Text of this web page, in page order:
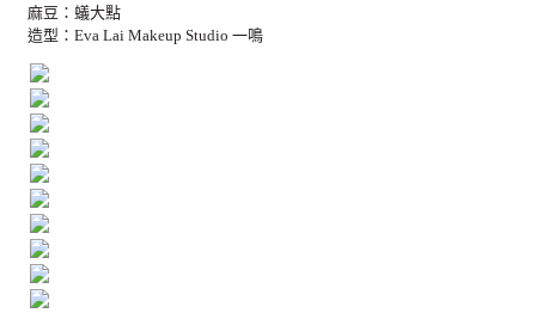
麻豆：蟻大點
造型：Eva Lai Makeup Studio 一鳴